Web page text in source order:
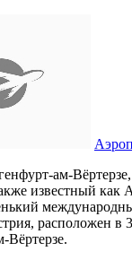
ам-
известный как
расположен в
Вёртерзе.